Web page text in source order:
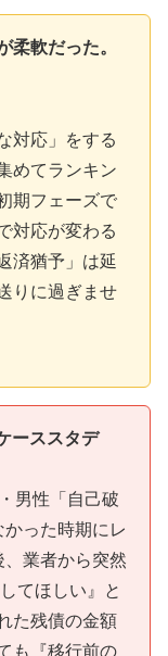
柔軟だった。
対応」をする
めてランキン
期フェーズで
対応が変わる
済猶予」は延
りに過ぎませ
ーススタデ
男性「自己破
った時期にレ
業者から突然
てほしい』と
た残債の金額
も『移行前の